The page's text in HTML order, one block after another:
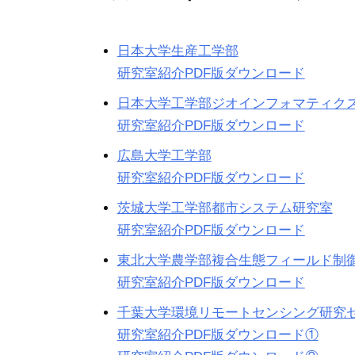
日本大学生産工学部
研究室紹介PDF版ダウンロード
日本大学工学部ジオインフォマティク
研究室紹介PDF版ダウンロード
広島大学工学部
研究室紹介PDF版ダウンロード
茨城大学工学部都市システム研究室
研究室紹介PDF版ダウンロード
東北大学農学部複合生態フィールド制
研究室紹介PDF版ダウンロード
千葉大学環境リモートセンシング研究
研究室紹介PDF版ダウンロード①